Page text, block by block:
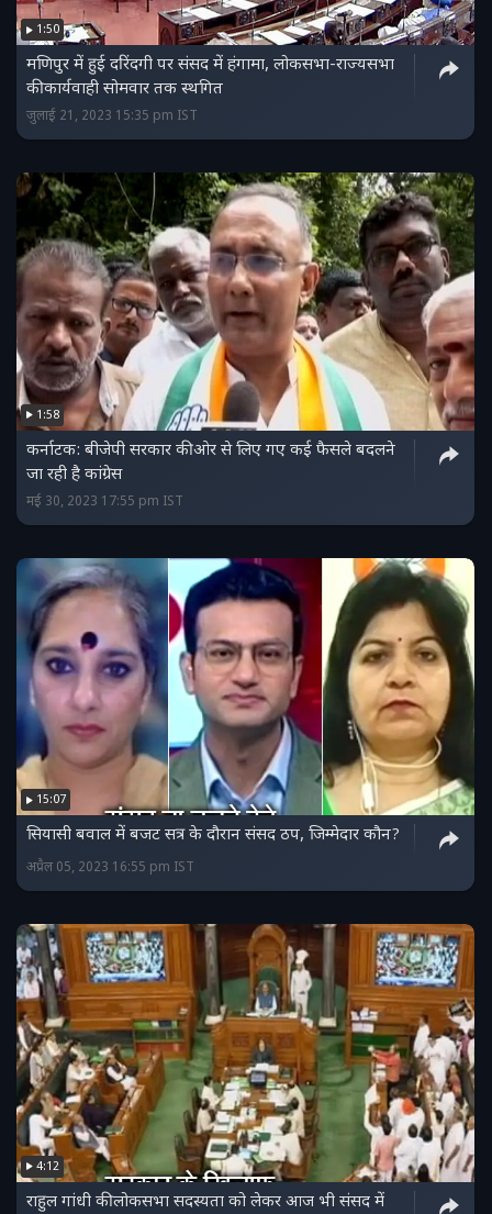
1:50
मणिपुर में हुई दरिंदगी पर संसद में हंगामा, लोकसभा-राज्यसभा
की कार्यवाही सोमवार तक स्थगित
जुलाई 21, 2023 15:35 pm IST
1:58
कर्नाटक: बीजेपी सरकार की ओर से लिए गए कई फैसले बदलने
जा रही है कांग्रेस
मई 30, 2023 17:55 pm IST
15:07
सियासी बवाल में बजट सत्र के दौरान संसद ठप, जिम्मेदार कौन?
अप्रैल 05, 2023 16:55 pm IST
4:12
राहुल गांधी की लोकसभा सदस्यता को लेकर आज भी संसद में